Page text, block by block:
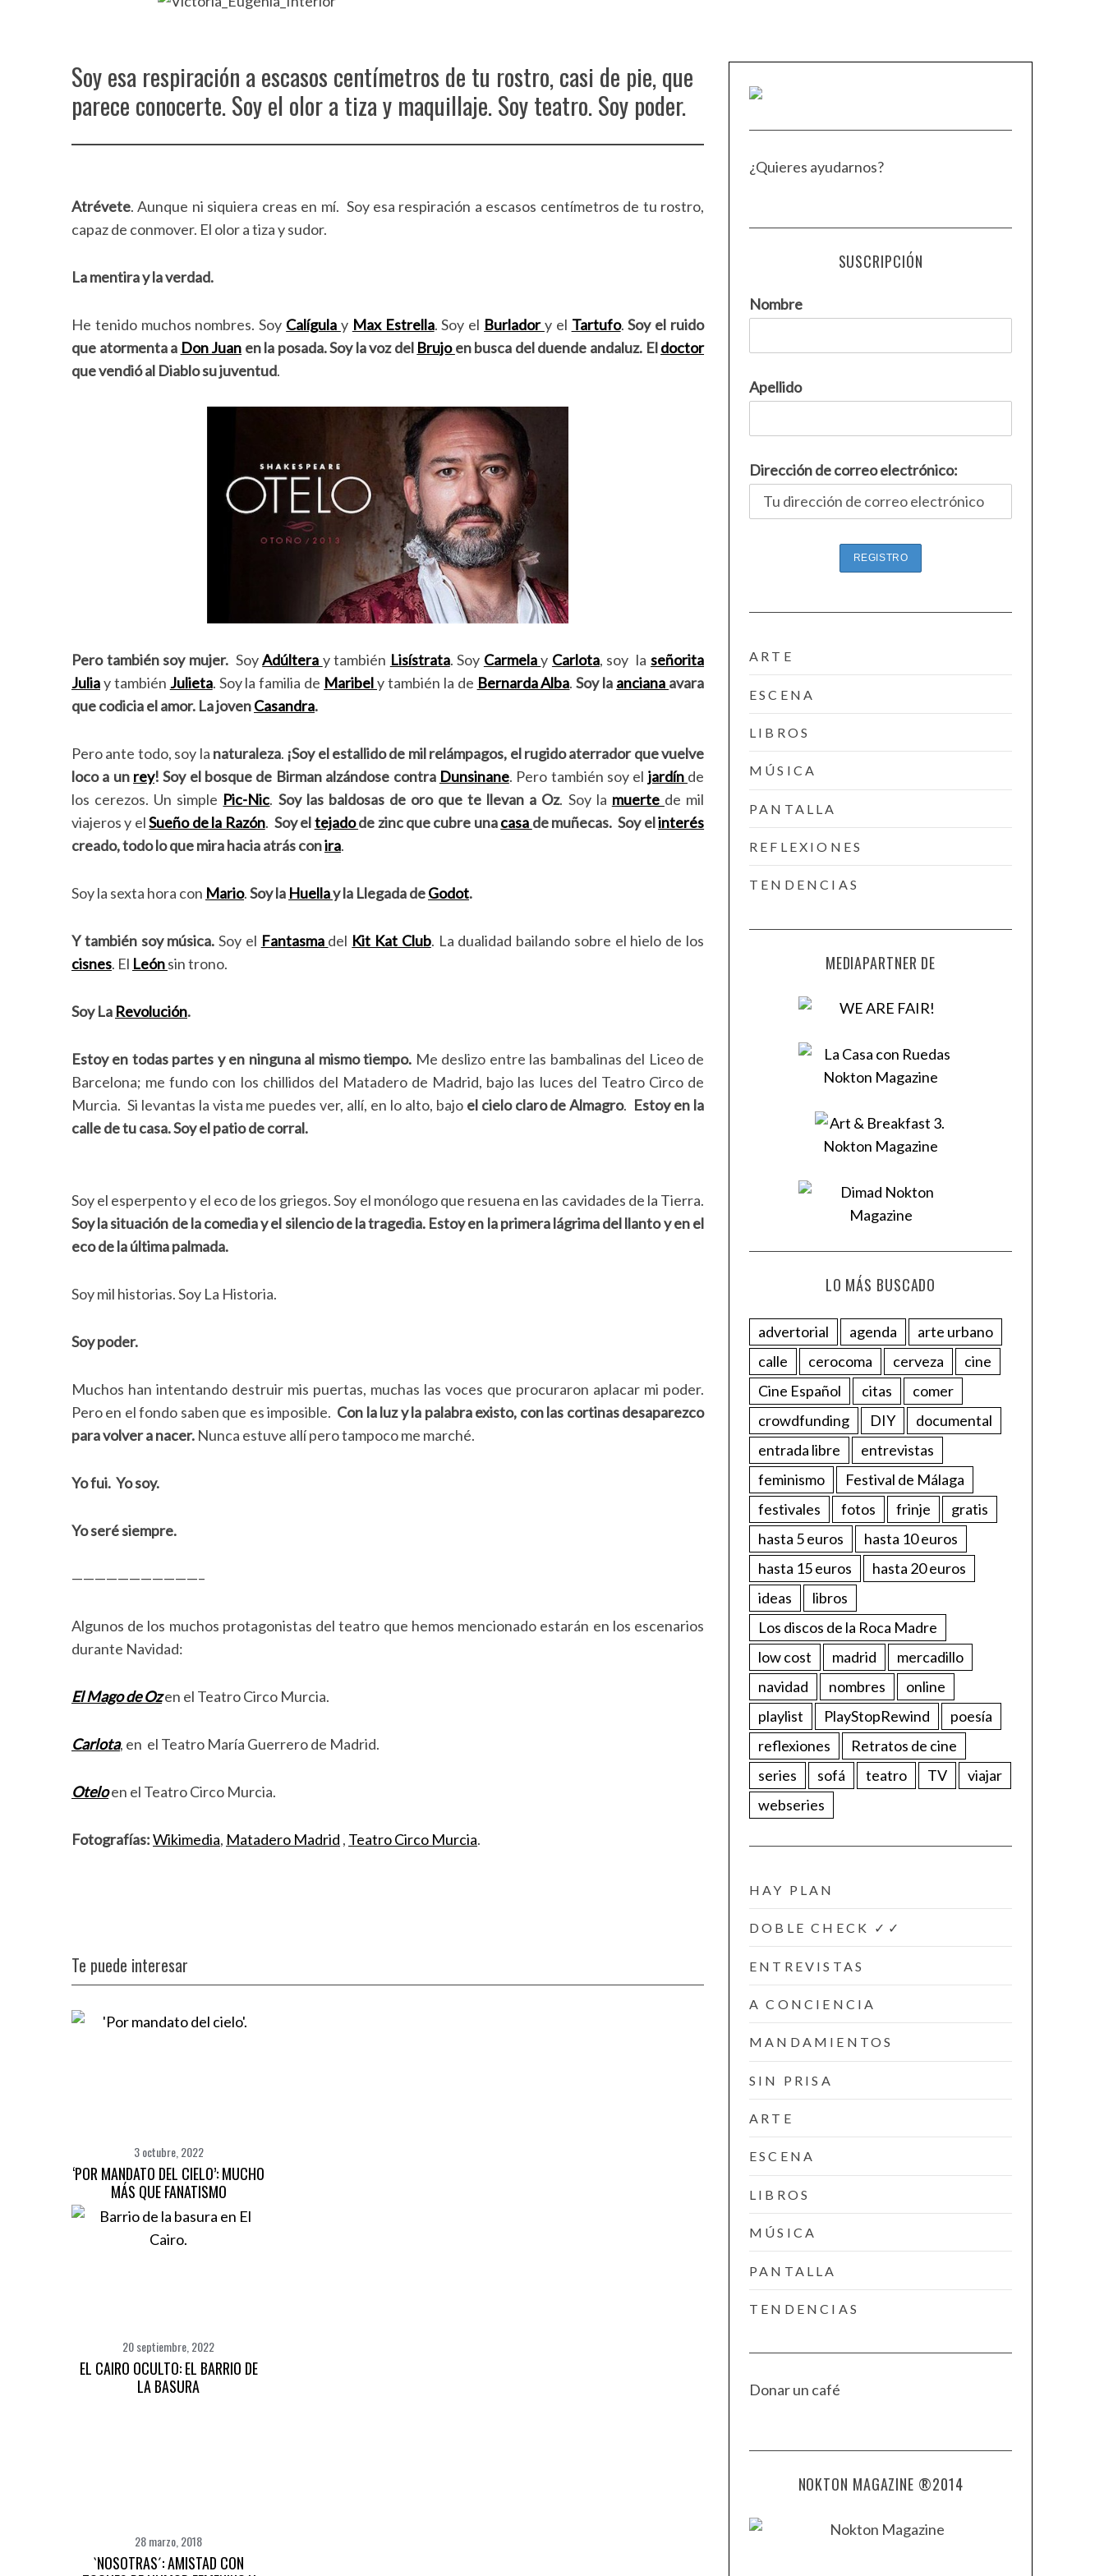
Soy esa respiración a escasos centímetros de tu rostro, casi de pie, que
parece conocerte. Soy el olor a tiza y maquillaje. Soy teatro. Soy poder.
Atrévete. Aunque ni siquiera creas en mí. Soy esa respiración a escasos centímetros de tu rostro,
capaz de conmover. El olor a tiza y sudor.
La mentira y la verdad.
He tenido muchos nombres. Soy Calígula y Max Estrella. Soy el Burladory el Tartufo.Soy el ruido
que atormenta a Don Juan en la posada. Soy la voz del Brujoen busca del duende andaluz. Eldoctor
que vendió al Diablo su juventud.
Pero también soy mujer.SoyAdúltera y también Lisístrata. Soy Carmelay Carlota, soy laseñorita
Juliay también Julieta. Soy la familia de Maribely también la de Bernarda Alba.Soy la anciana avara
que codicia el amor. La jovenCasandra.
Pero ante todo, soy la naturaleza. ¡Soy el estallido de mil relámpagos, el rugido aterrador que vuelve
loco a un rey! Soy el bosque de Birman alzándose contra Dunsinane. Pero también soy el jardín de
los cerezos. Un simple Pic-Nic. Soy las baldosas de oro que te llevan a Oz. Soy la muerte de mil
viajeros y elSueño de la Razón. Soy eltejadode zinc que cubre unacasa de muñecas. Soy elinterés
creado, todo lo que mira hacia atrás conira.
Soy la sexta hora con Mario.Soy la Huellay la Llegada deGodot.
Y también soy música. Soy el Fantasma del Kit Kat Club. La dualidad bailando sobre el hielo de los
cisnes. El Leónsin trono.
Soy La Revolución.
Estoy en todas partes y en ninguna al mismo tiempo. Me deslizo entre las bambalinas del Liceo de
Barcelona; me fundo con los chillidos del Matadero de Madrid, bajo las luces del Teatro Circo de
Murcia. Si levantas la vista me puedes ver, allí, en lo alto, bajo el cielo claro de Almagro. Estoy en la
calle de tu casa. Soy el patio de corral.
Soy el esperpento y el eco de los griegos. Soy el monólogo que resuena en las cavidades de la Tierra.
Soy la situación de la comedia y el silencio de la tragedia. Estoy en la primera lágrima del llanto y en el
eco de la última palmada.
Soy mil historias. Soy La Historia.
Soy poder.
Muchos han intentando destruir mis puertas, muchas las voces que procuraron aplacar mi poder.
Pero en el fondo saben que es imposible. Con la luz y la palabra existo, con las cortinas desaparezco
para volver a nacer. Nunca estuve allí pero tampoco me marché.
Yo fui. Yo soy.
Yo seré siempre.
———————————–
Algunos de los muchos protagonistas del teatro que hemos mencionado estarán en los escenarios
durante Navidad:
El Mago de Ozen el Teatro Circo Murcia.
Carlota, en el Teatro María Guerrero de Madrid.
Oteloen el Teatro Circo Murcia.
Fotografías:Wikimedia, Matadero Madrid , Teatro Circo Murcia.
Te puede interesar
3 octubre, 2022
‘POR MANDATO DEL CIELO’: MUCHO
MÁS QUE FANATISMO
20 septiembre, 2022
EL CAIRO OCULTO: EL BARRIO DE
LA BASURA
28 marzo, 2018
`NOSOTRAS´: AMISTAD CON
¿Quieres ayudarnos?
SUSCRIPCIÓN
Nombre
Apellido
Dirección de correo electrónico:
ARTE
ESCENA
LIBROS
MÚSICA
PANTALLA
REFLEXIONES
TENDENCIAS
MEDIAPARTNER DE
LO MÁS BUSCADO
advertorial agenda
arte urbano
calle
cerocoma cerveza
cine
Cine Español
citas
comer
crowdfunding
DIY
documental
entrada libre
entrevistas
feminismo
Festival de Málaga
festivales
fotos frinje
gratis
hasta 5 euros
hasta 10 euros
hasta 15 euros
hasta 20 euros
ideas
libros
Los discos de la Roca Madre
low cost
madrid
mercadillo
navidad
nombres
online
playlist
PlayStopRewind
poesía
reflexiones
Retratos de cine
series
sofá teatro TV
viajar
webseries
HAY PLAN
DOBLE CHECK ✓✓
ENTREVISTAS
A CONCIENCIA
MANDAMIENTOS
SIN PRISA
ARTE
ESCENA
LIBROS
MÚSICA
PANTALLA
TENDENCIAS
Donar un café
NOKTON MAGAZINE ®2014
S
a
r
o
r
: